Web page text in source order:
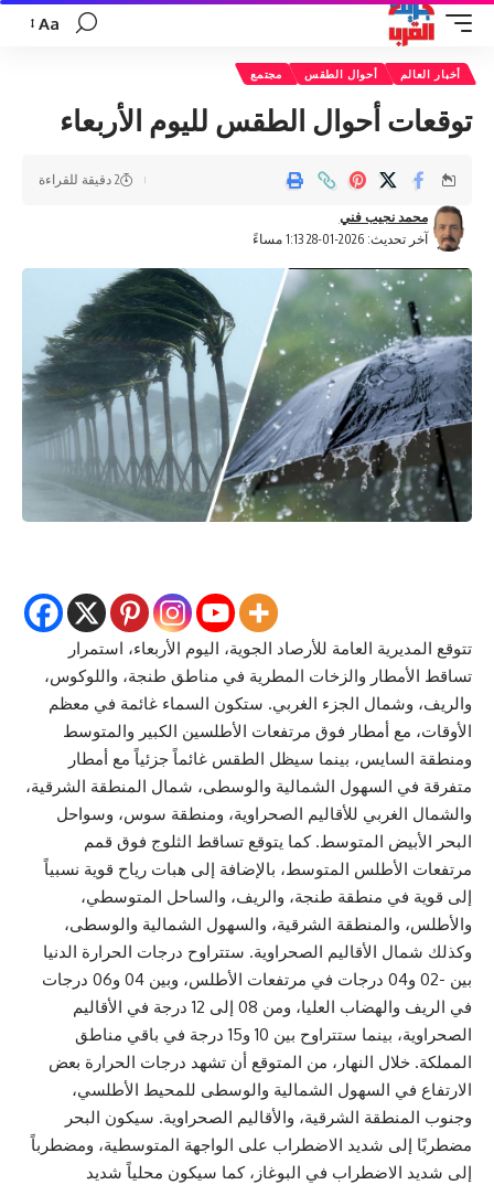
تغيير
Aa
أخبار العالم أحوال الطقس مجتمع
توقعات أحوال الطقس لليوم الأربعاء
آخر تحديث: 2026-01-28 1:13 مساءً
محمد نجيب فني
2 دقيقة للقراءة
تتوقع المديرية العامة للأرصاد الجوية، اليوم الأربعاء، استمرار
تساقط الأمطار والزخات المطرية في مناطق طنجة، واللوكوس،
والريف، وشمال الجزء الغربي. ستكون السماء غائمة في معظم
الأوقات، مع أمطار فوق مرتفعات الأطلسين الكبير والمتوسط
ومنطقة السايس، بينما سيظل الطقس غائماً جزئياً مع أمطار
متفرقة في السهول الشمالية والوسطى، شمال المنطقة الشرقية،
والشمال الغربي للأقاليم الصحراوية، ومنطقة سوس، وسواحل
البحر الأبيض المتوسط. كما يتوقع تساقط الثلوج فوق قمم
مرتفعات الأطلس المتوسط، بالإضافة إلى هبات رياح قوية نسبياً
إلى قوية في منطقة طنجة، والريف، والساحل المتوسطي،
والأطلس، والمنطقة الشرقية، والسهول الشمالية والوسطى،
وكذلك شمال الأقاليم الصحراوية. ستتراوح درجات الحرارة الدنيا
بين -02 و04 درجات في مرتفعات الأطلس، وبين 04 و06 درجات
في الريف والهضاب العليا، ومن 08 إلى 12 درجة في الأقاليم
الصحراوية، بينما ستتراوح بين 10 و15 درجة في باقي مناطق
المملكة. خلال النهار، من المتوقع أن تشهد درجات الحرارة بعض
الارتفاع في السهول الشمالية والوسطى للمحيط الأطلسي،
وجنوب المنطقة الشرقية، والأقاليم الصحراوية. سيكون البحر
مضطربًا إلى شديد الاضطراب على الواجهة المتوسطية، ومضطرباً
إلى شديد الاضطراب في البوغاز، كما سيكون محلياً شديد